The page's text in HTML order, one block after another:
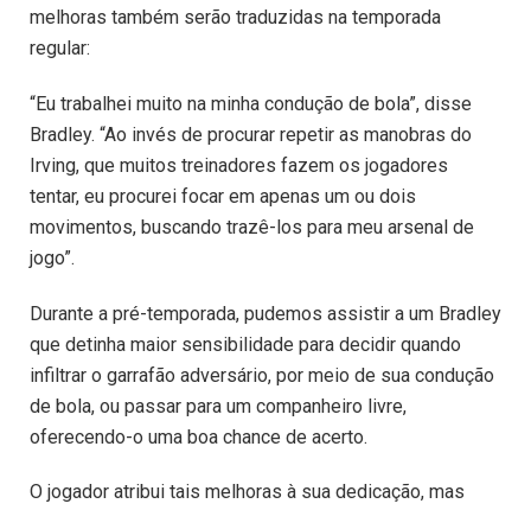
melhoras também serão traduzidas na temporada
regular:
“Eu trabalhei muito na minha condução de bola”, disse
Bradley. “Ao invés de procurar repetir as manobras do
Irving, que muitos treinadores fazem os jogadores
tentar, eu procurei focar em apenas um ou dois
movimentos, buscando trazê-los para meu arsenal de
jogo”.
Durante a pré-temporada, pudemos assistir a um Bradley
que detinha maior sensibilidade para decidir quando
infiltrar o garrafão adversário, por meio de sua condução
de bola, ou passar para um companheiro livre,
oferecendo-o uma boa chance de acerto.
O jogador atribui tais melhoras à sua dedicação, mas